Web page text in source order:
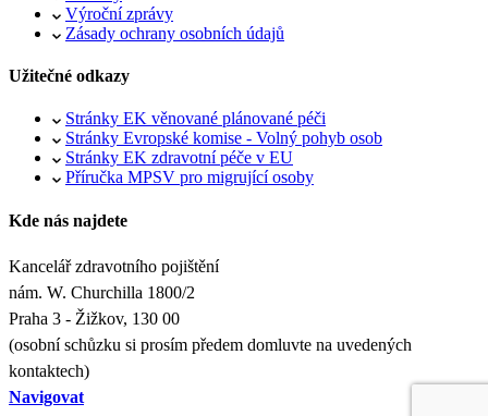
Výroční zprávy
Zásady ochrany osobních údajů
Užitečné odkazy
Stránky EK věnované plánované péči
Stránky Evropské komise - Volný pohyb osob
Stránky EK zdravotní péče v EU
Příručka MPSV pro migrující osoby
Kde nás najdete
Kancelář zdravotního pojištění
nám. W. Churchilla 1800/2
Praha 3 - Žižkov, 130 00
(osobní schůzku si prosím předem domluvte na uvedených
kontaktech)
Navigovat